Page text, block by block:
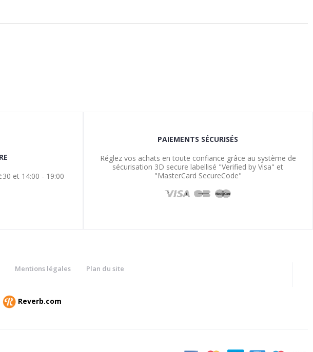
et 14:00 - 19:00
PAIEMENTS SÉCURISÉS
Réglez vos achats en toute confiance grâce au système de
sécurisation 3D secure labellisé "Verified by Visa" et
"MasterCard SecureCode"
Mentions légales Plan du site
Reverb.com